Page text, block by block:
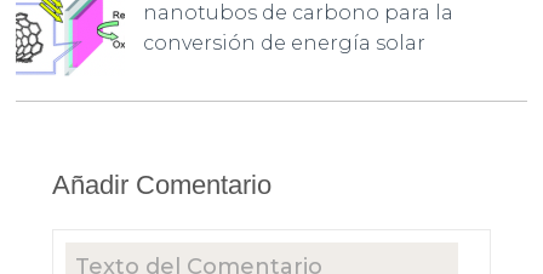
nanotubos de carbono para la
conversión de energía solar
Añadir Comentario